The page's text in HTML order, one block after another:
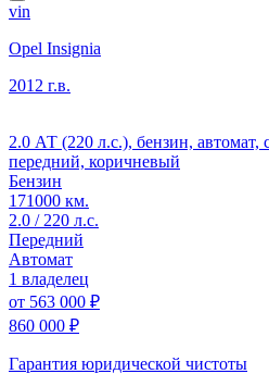
vin
Opel Insignia
2012 г.в.
2.0 АТ (220 л.с.), бензин, автомат,
передний, коричневый
Бензин
171000 км.
2.0 / 220 л.с.
Передний
Автомат
1 владелец
от 563 000 ₽
860 000 ₽
Гарантия юридической чистоты